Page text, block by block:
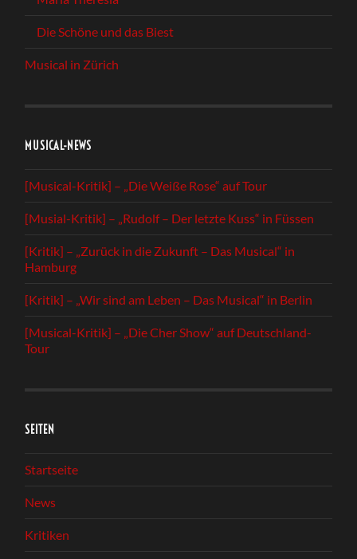
Die Schöne und das Biest
Musical in Zürich
MUSICAL-NEWS
[Musical-Kritik] – „Die Weiße Rose“ auf Tour
[Musial-Kritik] – „Rudolf – Der letzte Kuss“ in Füssen
[Kritik] – „Zurück in die Zukunft – Das Musical“ in
Hamburg
[Kritik] – „Wir sind am Leben – Das Musical“ in Berlin
[Musical-Kritik] – „Die Cher Show“ auf Deutschland-
Tour
SEITEN
Startseite
News
Kritiken